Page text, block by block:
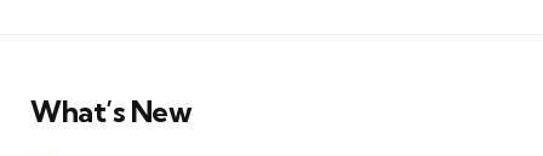
What’s New